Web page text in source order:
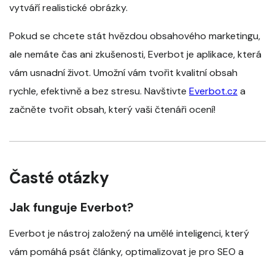
vytváří realistické obrázky.
Pokud se chcete stát hvězdou obsahového marketingu,
ale nemáte čas ani zkušenosti, Everbot je aplikace, která
vám usnadní život. Umožní vám tvořit kvalitní obsah
rychle, efektivně a bez stresu. Navštivte Everbot.cz a
začněte tvořit obsah, který vaši čtenáři ocení!
Časté otázky
Jak funguje Everbot?
Everbot je nástroj založený na umělé inteligenci, který
vám pomáhá psát články, optimalizovat je pro SEO a